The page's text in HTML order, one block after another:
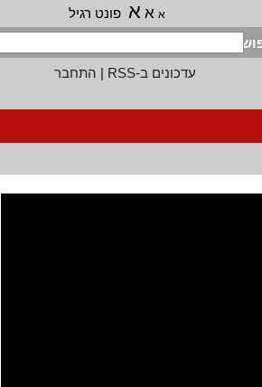
א א פונט רגיל
עדכונים ב-RSS
|התחבר